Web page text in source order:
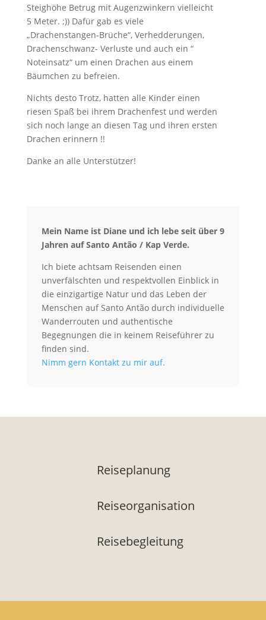
Steighöhe Betrug mit Augenzwinkern vielleicht
5 Meter. ;)) Dafür gab es viele
„Drachenstangen-Brüche“, Verhedderungen,
Drachenschwanz- Verluste und auch ein “
Noteinsatz“ um einen Drachen aus einem
Bäumchen zu befreien.
Nichts desto Trotz, hatten alle Kinder einen
riesen Spaß bei ihrem Drachenfest und werden
sich noch lange an diesen Tag und ihren ersten
Drachen erinnern !!
Danke an alle Unterstützer!
Mein Name ist Diane und ich lebe seit über 9
Jahren auf Santo Antão / Kap Verde.
Ich biete achtsam Reisenden einen
unverfälschten und respektvollen Einblick in
die einzigartige Natur und das Leben der
Menschen auf Santo Antão durch individuelle
Wanderrouten und authentische
Begegnungen die in keinem Reiseführer zu
finden sind.
Nimm gern Kontakt zu mir auf.
Reiseplanung
Reiseorganisation
Reisebegleitung